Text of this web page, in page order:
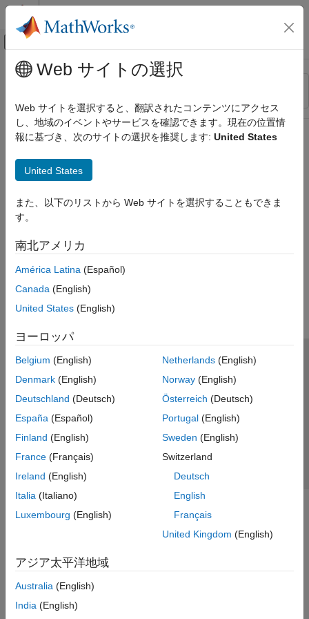
コンテンツへスキップ
オフキャンバス ナビゲーション メ
リソース
ステータス
メインコンテンツ
Web サイトの選択
Web サイトを選択すると、翻訳されたコンテンツにアクセス
し、地域のイベントやサービスを確認できます。現在の位置情
報に基づき、次のサイトの選択を推奨します: United States
United States
また、以下のリストから Web サイトを選択することもできま
す。
南北アメリカ
América Latina (Español)
Canada (English)
United States (English)
ヨーロッパ
Belgium (English)
Denmark (English)
Deutschland (Deutsch)
España (Español)
Finland (English)
France (Français)
Ireland (English)
Italia (Italiano)
Luxembourg (English)
Netherlands(English)
Norway(English)
Österreich (Deutsch)
Portugal(English)
Sweden (English)
Switzerland
Deutsch
English
Français
United Kingdom (English)
アジア太平洋地域
Australia (English)
India (English)
トラストセンター
プライバシー ポリシー
違法コピー防止
アプリケーション ステータス
© 1994-2026 The MathWorks, Inc.